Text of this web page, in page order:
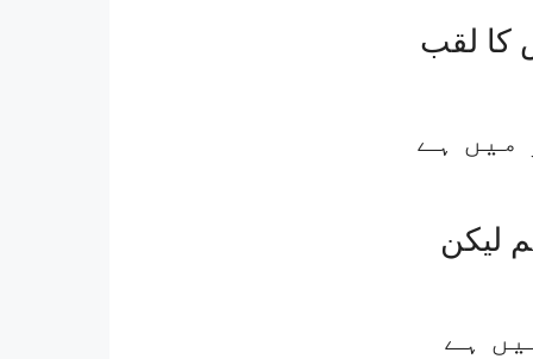
لقب
میں ہے
لیکن
ہے